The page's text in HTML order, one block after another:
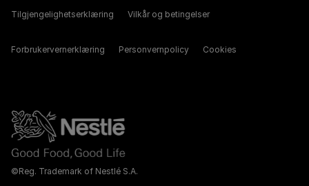
©Reg. Trademark of Nestlé S.A.
Tilgjengelighetserklæring Vilkår og betingelser
Forbrukervernerklæring Personvernpolicy Cookies